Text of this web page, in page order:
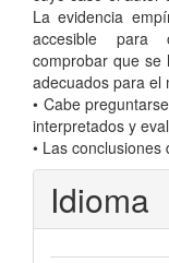
La evidencia
accesible para
comprobar que se
adecuados para el
• Cabe
interpretados y
• Las
Idioma